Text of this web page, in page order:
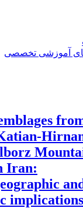
آموزشی تخصصی
Iran:
implications